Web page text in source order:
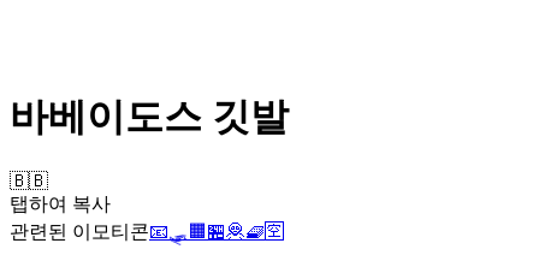
바베이도스 깃발
🇧🇧
탭하여 복사
관련된 이모티콘📧🛷 🟧 🏪🦧🧇🈳